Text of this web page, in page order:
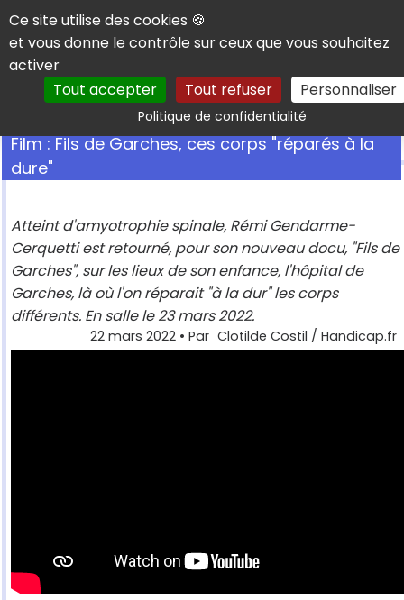
Panneau de gestion des cookies
Ce site utilise des cookies 🍪
et vous donne le contrôle sur ceux que vous souhaitez
activer
Tout accepter
Tout refuser Personnaliser
Politique de confidentialitéRechercher
Film : Fils de Garches, ces corps "réparés à la
dure"
Atteint d'amyotrophie spinale, Rémi Gendarme-
Cerquetti est retourné, pour son nouveau docu, "Fils de
Garches", sur les lieux de son enfance, l'hôpital de
Garches, là où l'on réparait "à la dur" les corps
différents. En salle le 23 mars 2022.
22 mars 2022 • Par Clotilde Costil / Handicap.fr